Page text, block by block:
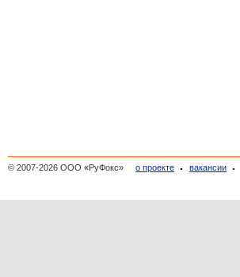
© 2007-2026 ООО «РуФокс» о проекте вакансии